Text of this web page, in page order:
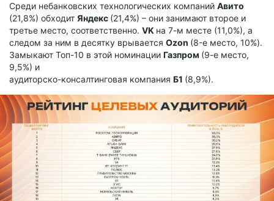
Среди небанковских технологических компаний Авито
(21,8%) обходит Яндекс (21,4%) – они занимают второе и
третье место, соответственно. VK на 7-м месте (11,0%), а
следом за ним в десятку врывается Ozon (8-е место, 10%).
Замыкают Топ-10 в этой номинации Газпром (9-е место,
9,5%) и
аудиторско-консалтинговая компания Б1 (8,9%).